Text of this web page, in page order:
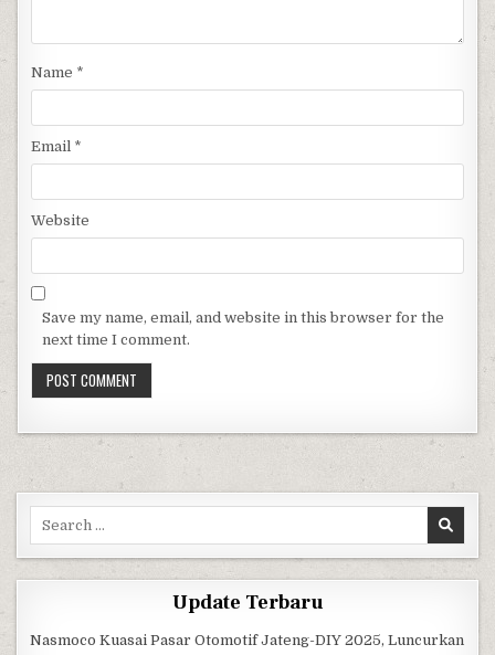
Name *
Email *
Website
Save my name, email, and website in this browser for the
next time I comment.
Search for:
Update Terbaru
Nasmoco Kuasai Pasar Otomotif Jateng-DIY 2025, Luncurkan